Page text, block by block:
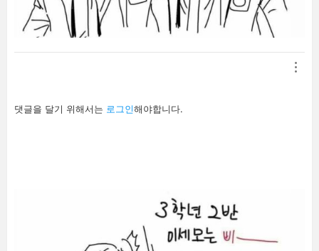
답
글
댓글을 달기 위해서는 로그인해야합니다.